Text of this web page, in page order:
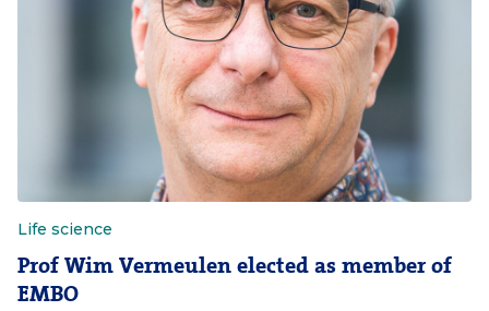
Life science
Prof Wim Vermeulen elected as member of
EMBO